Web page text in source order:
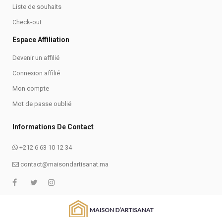
Liste de souhaits
Check-out
Espace Affiliation
Devenir un affilié
Connexion affilié
Mon compte
Mot de passe oublié
Informations De Contact
+212 6 63 10 12 34
contact@maisondartisanat.ma